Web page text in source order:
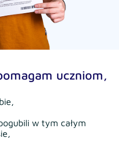
uczniom,
w tym całym